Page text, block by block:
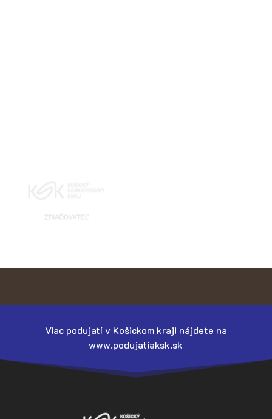
Viac podujatí v Košickom kraji nájdete na
www.podujatiaksk.sk